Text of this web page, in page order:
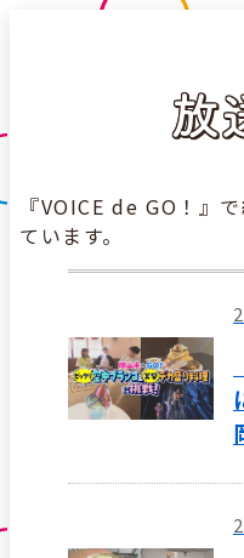
放
『VOICE de GO！』
ています。